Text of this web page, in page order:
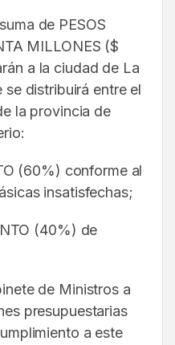
de PESOS
MILLONES ($
a la ciudad de La
se distribuirá entre el
la provincia de
(60%) conforme al
insatisfechas;
(40%) de
de Ministros a
presupuestarias
a este